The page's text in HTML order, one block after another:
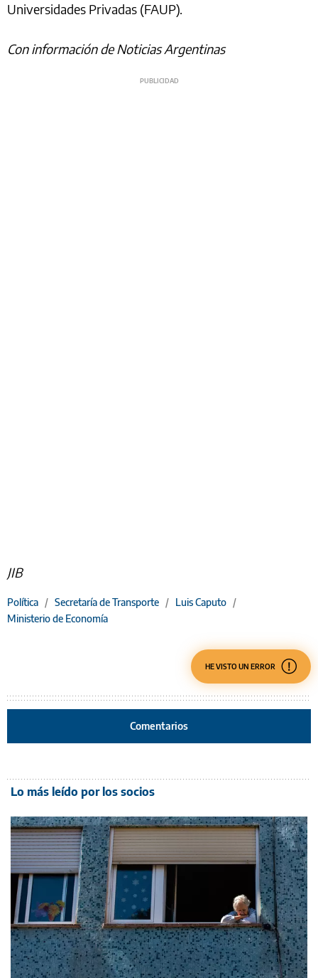
Universidades Privadas (FAUP).
Con información de Noticias Argentinas
JIB
Política / Secretaría de Transporte / Luis Caputo /
Ministerio de Economía
HE VISTO UN ERROR
Comentarios
Lo más leído por los socios